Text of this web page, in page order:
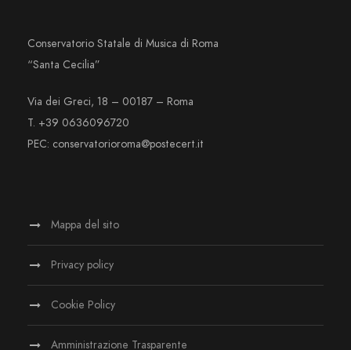
Conservatorio Statale di Musica di Roma
“Santa Cecilia”
Via dei Greci, 18 – 00187 – Roma
T. +39 0636096720
PEC: conservatorioroma@postecert.it
Mappa del sito
Privacy policy
Cookie Policy
Amministrazione Trasparente